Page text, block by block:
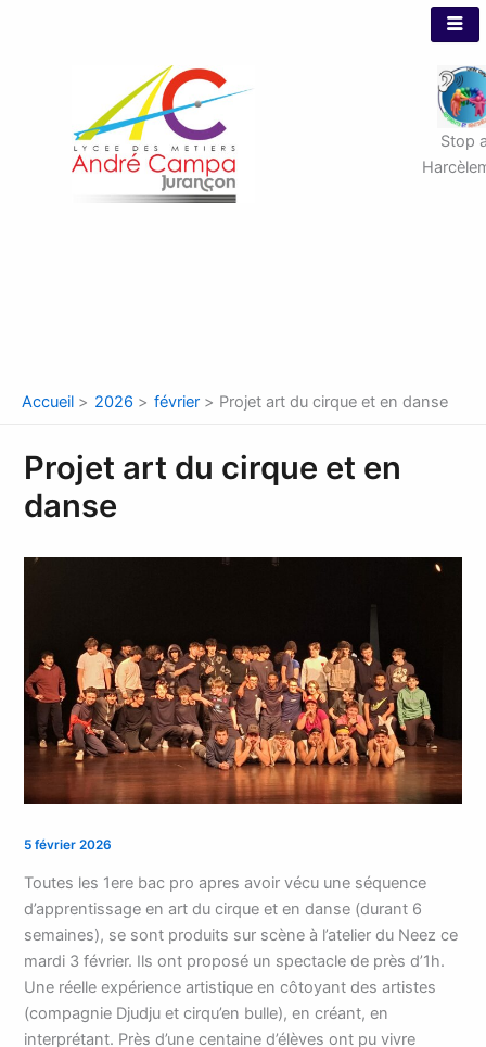
Stop
Accueil 2026 février Projet art du cirque et en danse
Projet art du cirque et en
danse
5 février 2026
Toutes les 1ere bac pro apres avoir vécu une séquence
d’apprentissage en art du cirque et en danse (durant 6
semaines), se sont produits sur scène à l’atelier du Neez ce
mardi 3 février. Ils ont proposé un spectacle de près d’1h.
Une réelle expérience artistique en côtoyant des artistes
(compagnie Djudju et cirqu’en bulle), en créant, en
interprétant. Près d’une centaine d’élèves ont pu vivre